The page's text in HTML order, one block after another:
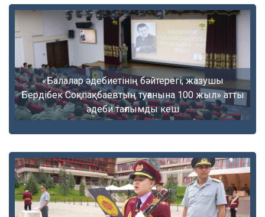
«Балалар әдебиетінің бәйтерегі, жазушы
Бердібек Соқпақбаевтың туғанына 100 жыл» атты
әдеби тағлымды кеш